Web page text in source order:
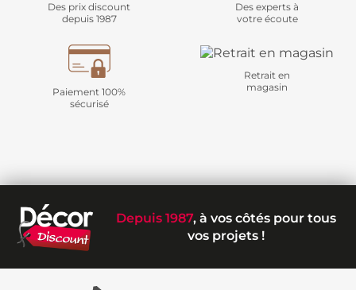
Des prix discount
depuis 1987
Des experts à
votre écoute
Paiement 100%
sécurisé
Retrait en
magasin
Depuis 1987, à vos côtés pour tous
vos projets !